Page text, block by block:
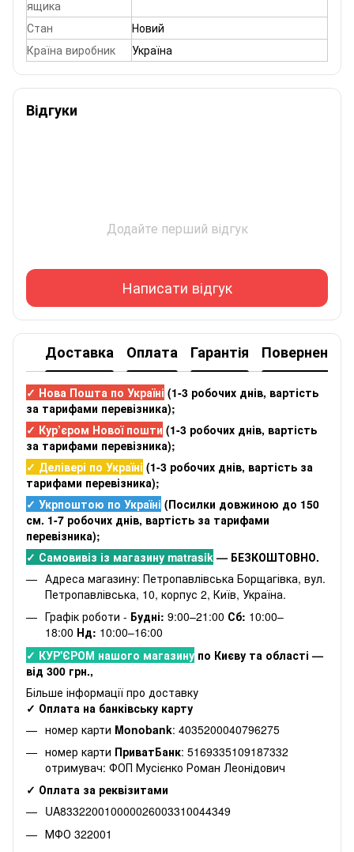
ящика
Стан
Новий
Країна виробник
Україна
Відгуки
Додайте перший відгук
Написати відгук
Доставка Оплата Гарантія Повернення
✓ Нова Пошта по Україні (1-3 робочих днів, вартість
за тарифами перевізника);
✓ Кур’єром Нової пошти (1-3 робочих днів, вартість
за тарифами перевізника);
✓ Делівері по Україні (1-3 робочих днів, вартість за
тарифами перевізника);
✓ Укрпоштою по Україні (Посилки довжиною до 150
см. 1-7 робочих днів, вартість за тарифами
перевізника);
✓ Самовивіз із магазину matrasik— БЕЗКОШТОВНО.
Адреса магазину: Петропавлівська Борщагівка, вул.
Петропавлівська, 10, корпус 2, Київ, Україна.
Графік роботи - Будні: 9:00–21:00 Сб: 10:00–
18:00 Нд: 10:00–16:00
✓ КУР'ЄРОМ нашого магазину по Києву та області —
від 300 грн.,
Більше інформації про доставку
✓ Оплата на банківську карту
номер карти Monobank: 4035200040796275
номер карти ПриватБанк: 5169335109187332
отримувач: ФОП Мусієнко Роман Леонідович
✓ Оплата за реквізитами
UA833220010000026003310044349
МФО 322001